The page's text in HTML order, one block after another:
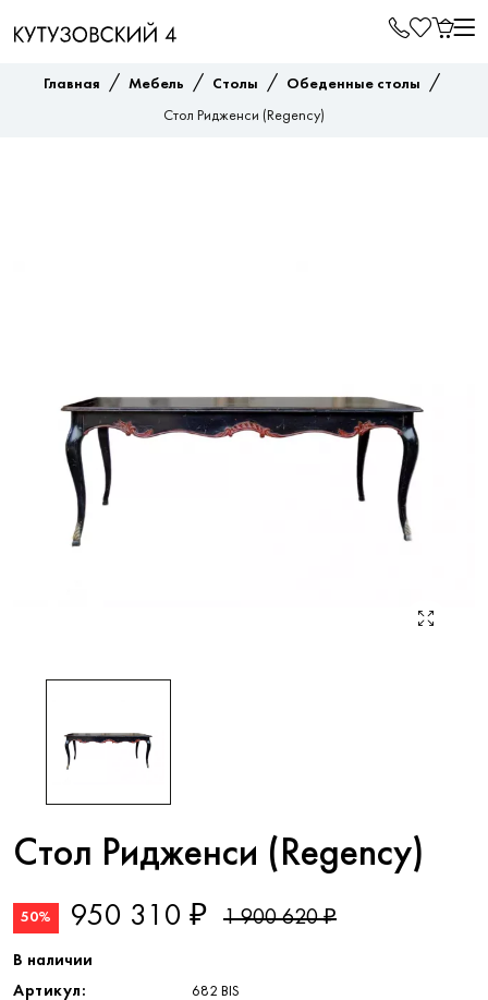
Главная / Мебель / Столы / Обеденные столы /
Стол Ридженси (Regency)
Стол Ридженси (Regency)
50% 950 310 ₽ 1 900 620 ₽
В наличии
Артикул:
682 BIS